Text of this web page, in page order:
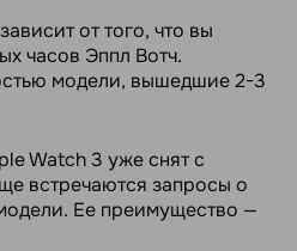
от того, что вы
часов Эппл Вотч.
модели, вышедшие 2-3
Watch 3 уже снят с
встречаются запросы о
Ее преимущество —